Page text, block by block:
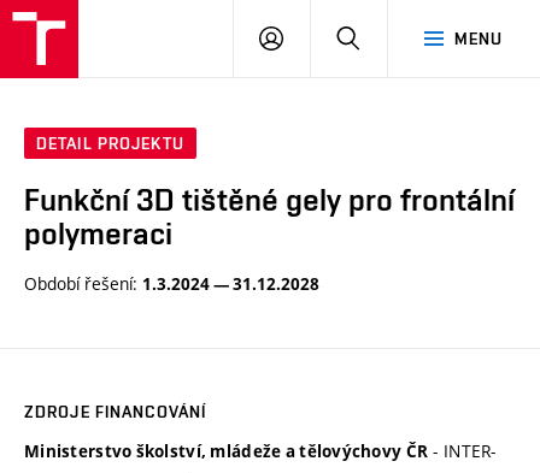
MENU
PŘIHLÁSIT
DETAIL PROJEKTU
Funkční 3D tištěné gely pro frontální
polymeraci
Období řešení: 1.3.2024 — 31.12.2028
ZDROJE FINANCOVÁNÍ
Ministerstvo školství, mládeže a tělovýchovy ČR - INTER-